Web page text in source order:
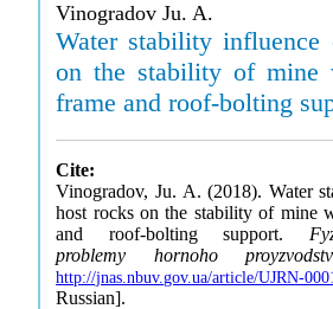
Vinogradov Ju. A.
Water stability influence
on the stability of mine
frame and roof-bolting
Cite:
Vinogradov, Ju. A. (2018). Water
host rocks on the stability of mine
and roof-bolting support.
problemy hornoho
http://jnas.nbuv.gov.ua/article/UJRN-
Russian].